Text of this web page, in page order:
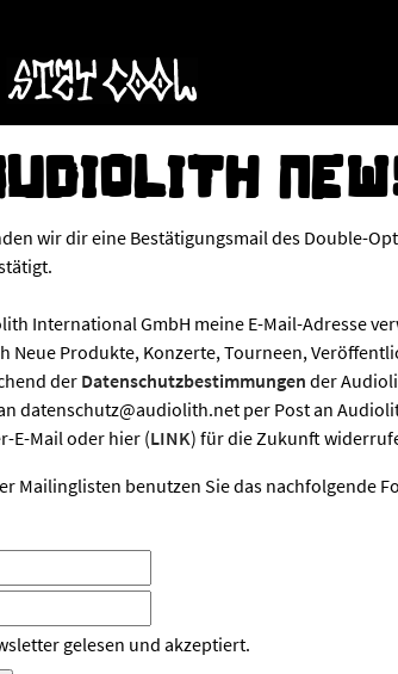
wir dir eine Bestätigungsmail des Double-
International GmbH meine E-Mail-Adresse
Produkte, Konzerte, Tourneen,
der Datenschutzbestimmungen der
datenschutz@audiolith.net per Post an
E-Mail oder hier (LINK) für die Zukunft
Mailinglisten benutzen Sie das nachfolgende
gelesen und akzeptiert.